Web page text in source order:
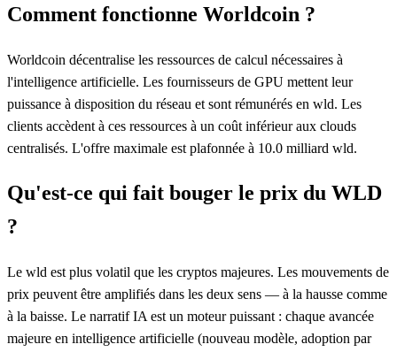
Comment fonctionne Worldcoin ?
Worldcoin décentralise les ressources de calcul nécessaires à
l'intelligence artificielle. Les fournisseurs de GPU mettent leur
puissance à disposition du réseau et sont rémunérés en wld. Les
clients accèdent à ces ressources à un coût inférieur aux clouds
centralisés. L'offre maximale est plafonnée à 10.0 milliard wld.
Qu'est-ce qui fait bouger le prix du WLD
?
Le wld est plus volatil que les cryptos majeures. Les mouvements de
prix peuvent être amplifiés dans les deux sens — à la hausse comme
à la baisse. Le narratif IA est un moteur puissant : chaque avancée
majeure en intelligence artificielle (nouveau modèle, adoption par